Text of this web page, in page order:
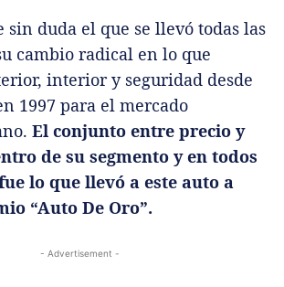
sin duda el que se llevó todas las
cambio radical en lo que
interior y seguridad desde
1997 para el mercado
El conjunto entre precio y
de su segmento y en todos
lo que llevó a este auto a
“Auto De Oro”.
- Advertisement -